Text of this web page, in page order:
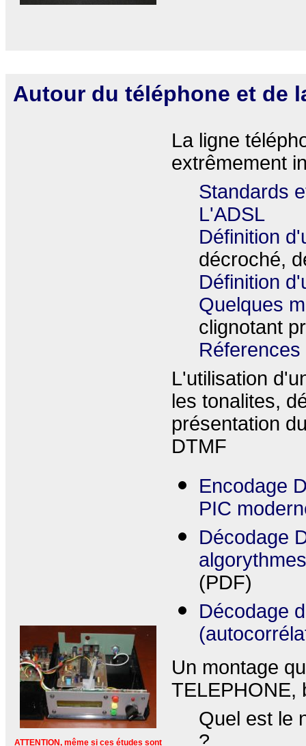
Autour du téléphone et de
ATTENTION, même si ces études sont
La ligne
extrêmement
Standards
L'ADSL
Définition
décroché,
Définition
Quelques
clignotant
Réferences
L'utilisation
les tonalites,
présentation
DTMF
Encodage
PIC
Décodage
(PDF)
Décodage
Un montage
TELEPHONE,
Quel est le
?